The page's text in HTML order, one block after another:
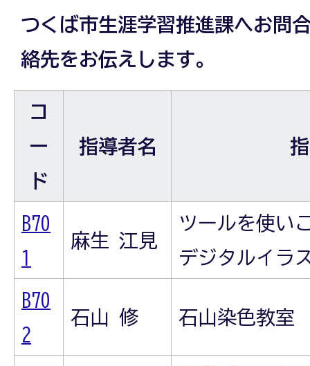
つくば市生涯学習推進課へお問
絡先をお伝えします。
コ
ー
ド
指導者名
B70
1
麻生 江見
ツールを使い
デジタルイラ
B70
2
石山 修 石山染色教室